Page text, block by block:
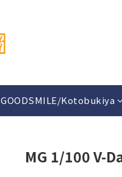
GOODSMILE/Kotobukiya
MG 1/100 V-